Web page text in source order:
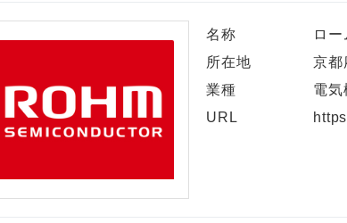
名称
ロ
所在地
京都
業種
電気
URL